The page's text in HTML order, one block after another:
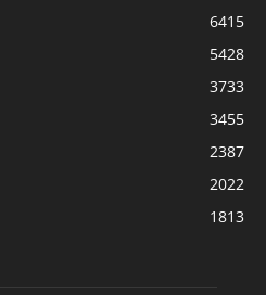
6415
5428
3733
3455
2387
2022
1813